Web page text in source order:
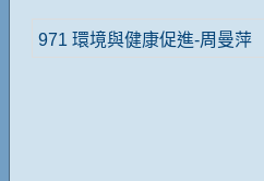
971 環境與健康促進-周曼萍